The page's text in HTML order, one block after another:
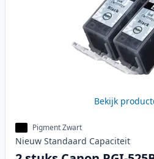
Bekijk
Pigment Zwart
Nieuw Standaard Capaciteit